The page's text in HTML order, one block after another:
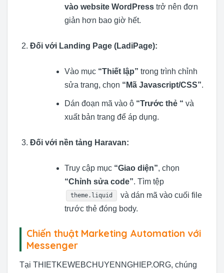
vào website WordPresstrở nên đơn
giản hơn bao giờ hết.
Đối với Landing Page (LadiPage):
Vào mục “Thiết lập” trong trình chỉnh
sửa trang, chọn “Mã Javascript/CSS”.
Dán đoạn mã vào ô “Trước thẻ “ và
xuất bản trang để áp dụng.
Đối với nền tảng Haravan:
Truy cập mục “Giao diện”, chọn
“Chỉnh sửa code”. Tìm tệp
theme.liquid
và dán mã vào cuối file
trước thẻ đóng body.
Chiến thuật Marketing Automation với
Messenger
Tại THIETKEWEBCHUYENNGHIEP.ORG, chúng